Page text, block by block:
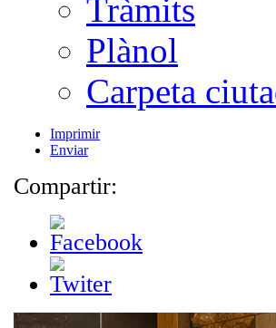
Tràmits
Plànol
Carpeta
Imprimir
Enviar
Compartir: